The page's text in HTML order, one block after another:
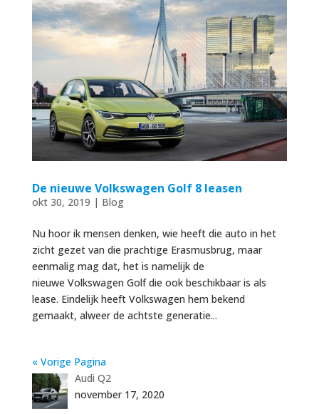
De nieuwe Volkswagen Golf 8 leasen
okt 30, 2019 | Blog
Nu hoor ik mensen denken, wie heeft die auto in het
zicht gezet van die prachtige Erasmusbrug, maar
eenmalig mag dat, het is namelijk de
nieuwe Volkswagen Golf die ook beschikbaar is als
lease. Eindelijk heeft Volkswagen hem bekend
gemaakt, alweer de achtste generatie...
« Vorige Pagina
Audi Q2
november 17, 2020